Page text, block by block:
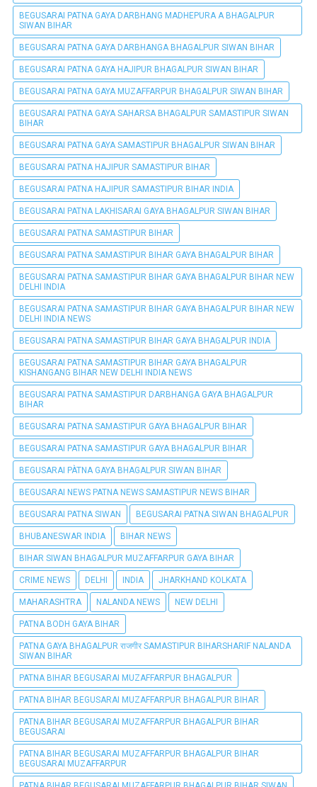
BEGUSARAI PATNA GAYA DARBHANG MADHEPURA A BHAGALPUR
SIWAN BIHAR
BEGUSARAI PATNA GAYA DARBHANGA BHAGALPUR SIWAN BIHAR
BEGUSARAI PATNA GAYA HAJIPUR BHAGALPUR SIWAN BIHAR
BEGUSARAI PATNA GAYA MUZAFFARPUR BHAGALPUR SIWAN BIHAR
BEGUSARAI PATNA GAYA SAHARSA BHAGALPUR SAMASTIPUR SIWAN
BIHAR
BEGUSARAI PATNA GAYA SAMASTIPUR BHAGALPUR SIWAN BIHAR
BEGUSARAI PATNA HAJIPUR SAMASTIPUR BIHAR
BEGUSARAI PATNA HAJIPUR SAMASTIPUR BIHAR INDIA
BEGUSARAI PATNA LAKHISARAI GAYA BHAGALPUR SIWAN BIHAR
BEGUSARAI PATNA SAMASTIPUR BIHAR
BEGUSARAI PATNA SAMASTIPUR BIHAR GAYA BHAGALPUR BIHAR
BEGUSARAI PATNA SAMASTIPUR BIHAR GAYA BHAGALPUR BIHAR NEW
DELHI INDIA
BEGUSARAI PATNA SAMASTIPUR BIHAR GAYA BHAGALPUR BIHAR NEW
DELHI INDIA NEWS
BEGUSARAI PATNA SAMASTIPUR BIHAR GAYA BHAGALPUR INDIA
BEGUSARAI PATNA SAMASTIPUR BIHAR GAYA BHAGALPUR
KISHANGANG BIHAR NEW DELHI INDIA NEWS
BEGUSARAI PATNA SAMASTIPUR DARBHANGA GAYA BHAGALPUR
BIHAR
BEGUSARAI PATNA SAMASTIPUR GAYA BHAGALPUR BIHAR
BEGUSARAI PATNA SAMASTIPUR GAYA BHAGALPUR BIHAR
BEGUSARAI PÀTNA GAYA BHAGALPUR SIWAN BIHAR
BEGUSARAI NEWS PATNA NEWS SAMASTIPUR NEWS BIHAR
BEGUSARAI PATNA SIWAN BEGUSARAI PATNA SIWAN BHAGALPUR
BHUBANESWAR INDIA BIHAR NEWS
BIHAR SIWAN BHAGALPUR MUZAFFARPUR GAYA BIHAR
CRIME NEWS DELHI INDIA JHARKHAND KOLKATA
MAHARASHTRA NALANDA NEWS NEW DELHI
PATNA BODH GAYA BIHAR
PATNA GAYA BHAGALPUR राजगीर SAMASTIPUR BIHARSHARIF NALANDA
SIWAN BIHAR
PATNA BIHAR BEGUSARAI MUZAFFARPUR BHAGALPUR
PATNA BIHAR BEGUSARAI MUZAFFARPUR BHAGALPUR BIHAR
PATNA BIHAR BEGUSARAI MUZAFFARPUR BHAGALPUR BIHAR
BEGUSARAI
PATNA BIHAR BEGUSARAI MUZAFFARPUR BHAGALPUR BIHAR
BEGUSARAI MUZAFFARPUR